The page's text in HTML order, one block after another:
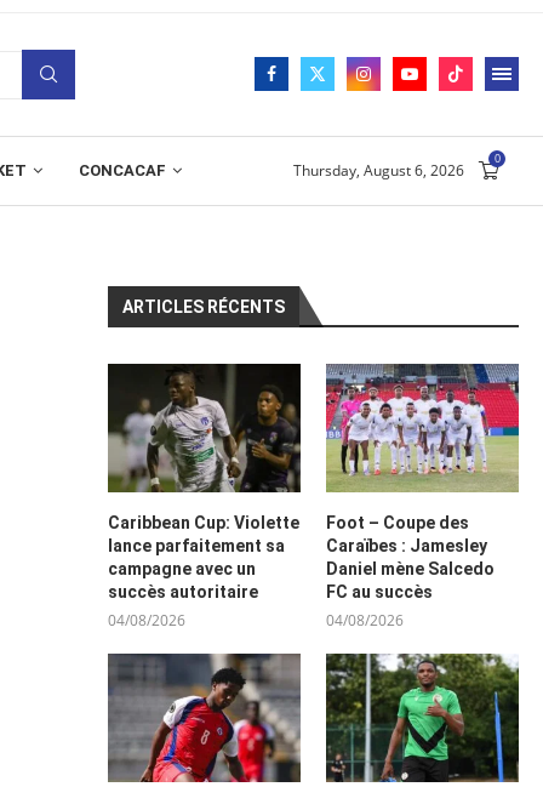
CONCACAF Thursday, August 6, 2026
0
ARTICLES RÉCENTS
Caribbean Cup: Violette
lance parfaitement sa
campagne avec un
succès autoritaire
04/08/2026
Foot – Coupe des
Caraïbes : Jamesley
Daniel mène Salcedo
FC au succès
04/08/2026